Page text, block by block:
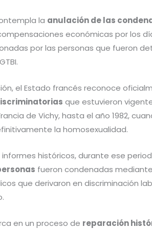
la anulación de las
económicas por los
por las personas que fueron
el Estado francés reconoce
que estuvieron
de Vichy, hasta el año 1982,
la homosexualidad.
informes históricos, durante ese
fueron condenadas
que derivaron en discriminación
en un proceso de reparación